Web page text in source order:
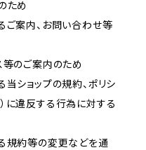
ため
ご案内、お問い合わせ等
等のご案内のため
当ショップの規約、ポリシ
）に違反する行為に対する
る規約等の変更などを通